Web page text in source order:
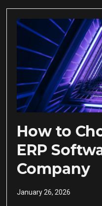
How to
ERP
Company
January 26, 2026